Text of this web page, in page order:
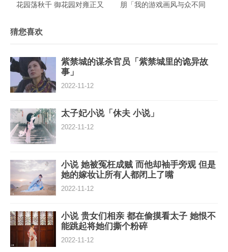
花园荡秋千 御花园对雍正又
朋「我的游戏画风与众不同
猜您喜欢
紫禁城的谋杀官员「紫禁城里的诡异故
事」
2022-11-12
太子妃小说「休夫 小说」
2022-11-12
小说 她被冤枉成贼 而他却袖手旁观 但是
她的嫁妆让所有人都闭上了嘴
2022-11-12
小说 贵女们相亲 都在偷摸看太子 她恨不
能跳起将她们撕个粉碎
2022-11-12